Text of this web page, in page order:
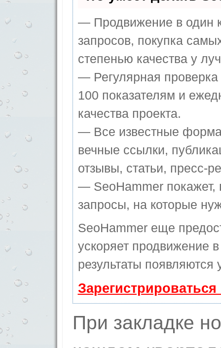
— Продвижение в один
запросов, покупка
степенью качества у
— Регулярная
100 показателям и
качества проекта.
— Все известные
вечные ссылки,
отзывы, статьи, пресс-
— SeoHammer покажет,
запросы, на которые
SeoHammer еще
ускоряет продвижение
результаты
При закладке